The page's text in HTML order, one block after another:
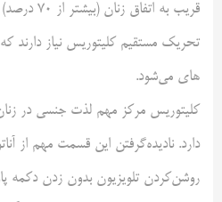
قریب به
تحریک مستقیم کلیتوریس نیاز دارند
های می‌شود.
کلیتوریس مرکز مهم لذت جنسی در
دارد. نادیده‌گرفتن این قسمت مهم از
روشن‌کردن تلویزیون بدون زدن دکمه